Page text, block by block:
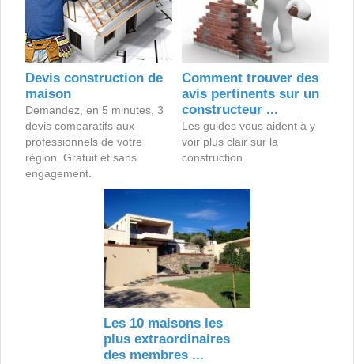
Devis construction de
maison
Demandez, en 5 minutes, 3
devis comparatifs aux
professionnels de votre
région. Gratuit et sans
engagement.
Comment trouver des
avis pertinents sur un
constructeur ...
Les guides vous aident à y
voir plus clair sur la
construction.
Les 10 maisons les
plus extraordinaires
des membres ...